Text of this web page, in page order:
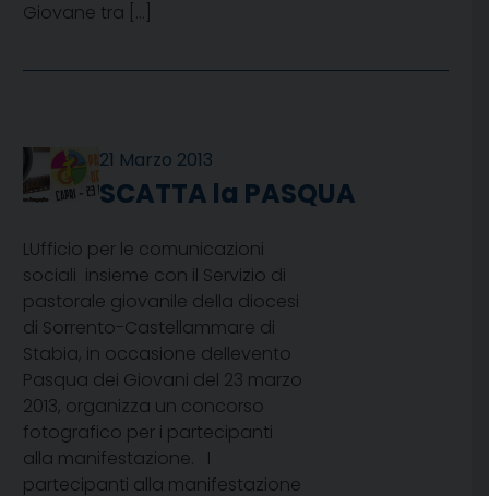
Giovane tra […]
21 Marzo 2013
SCATTA la PASQUA
LUfficio per le comunicazioni
sociali insieme con il Servizio di
pastorale giovanile della diocesi
di Sorrento-Castellammare di
Stabia, in occasione dellevento
Pasqua dei Giovani del 23 marzo
2013, organizza un concorso
fotografico per i partecipanti
alla manifestazione. I
partecipanti alla manifestazione